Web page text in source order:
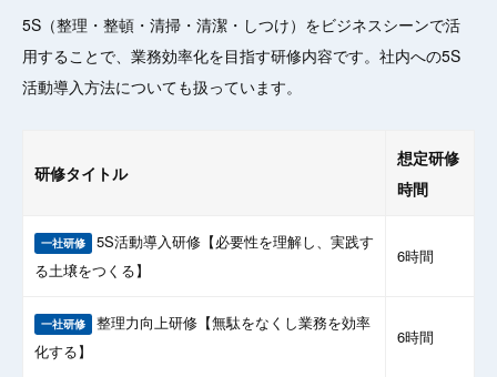
5S（整理・整頓・清掃・清潔・しつけ）をビジネスシーンで活
用することで、業務効率化を目指す研修内容です。社内への5S
活動導入方法についても扱っています。
研修タイトル
想定研修
時間
一社研修 5S活動導入研修【必要性を理解し、実践す
る土壌をつくる】
6時間
一社研修 整理力向上研修【無駄をなくし業務を効率
化する】
6時間